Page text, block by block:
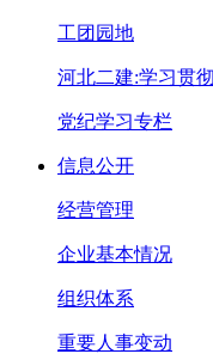
工团园地
河北二建:学习贯
党纪学习专栏
信息公开
经营管理
企业基本情况
组织体系
重要人事变动